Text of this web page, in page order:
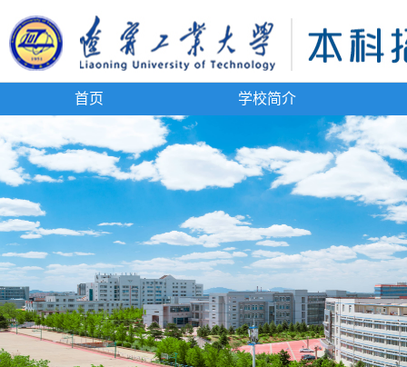
首页 学校简介